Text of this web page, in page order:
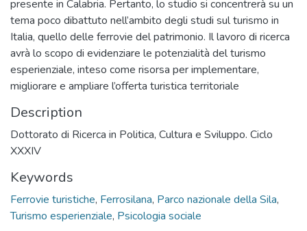
presente in Calabria. Pertanto, lo studio si concentrerà su un
tema poco dibattuto nell’ambito degli studi sul turismo in
Italia, quello delle ferrovie del patrimonio. Il lavoro di ricerca
avrà lo scopo di evidenziare le potenzialità del turismo
esperienziale, inteso come risorsa per implementare,
migliorare e ampliare l’offerta turistica territoriale
Description
Dottorato di Ricerca in Politica, Cultura e Sviluppo. Ciclo
XXXIV
Keywords
Ferrovie turistiche, Ferrosilana, Parco nazionale della Sila,
Turismo esperienziale, Psicologia sociale